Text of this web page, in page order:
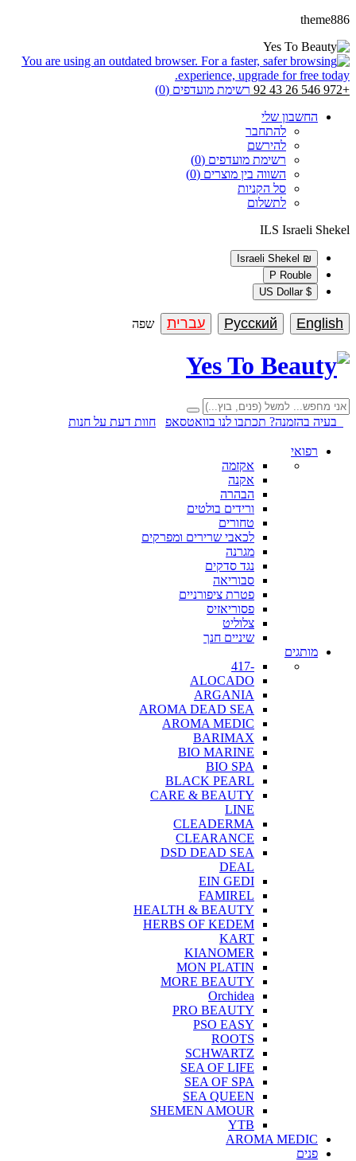
theme886
+972 546 26 43 92
רשימת מועדפים (0)
החשבון שלי
להתחבר
להירשם
רשימת מועדפים (0)
השווה בין מוצרים (0)
סל הקניות
לתשלום
ILS Israeli Shekel
₪ Israeli Shekel
P Rouble
$ US Dollar
English
Русский עברית שפה
בעיה בהזמנה? תכתבו לנו בוואטסאפ חוות דעת על חנות
רפואי
אקזמה
אקנה
הבהרה
ורידים בולטים
טחורים
לכאבי שרירים ומפרקים
מגרנה
נגד סדקים
סבוריאה
פטרת ציפורניים
פסוריאזיס
צלוליט
שיניים חנך
מותגים
-417
ALOCADO
ARGANIA
AROMA DEAD SEA
AROMA MEDIC
BARIMAX
BIO MARINE
BIO SPA
BLACK PEARL
CARE & BEAUTY
LINE
CLEADERMA
CLEARANCE
DSD DEAD SEA
DEAL
EIN GEDI
FAMIREL
HEALTH & BEAUTY
HERBS OF KEDEM
KART
KIANOMER
MON PLATIN
MORE BEAUTY
Orchidea
PRO BEAUTY
PSO EASY
ROOTS
SCHWARTZ
SEA OF LIFE
SEA OF SPA
SEA QUEEN
SHEMEN AMOUR
YTB
AROMA MEDIC
פנים